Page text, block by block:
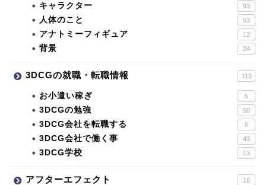
キャラクター 93
人体のこと 53
アナトミーフィギュア 12
背景 24
3DCGの就職・転職情報 113
お小遣い稼ぎ 5
3DCGの勉強 50
3DCG会社を転職する 6
3DCG会社で働く事 43
3DCG学校 13
アフターエフェクト 16